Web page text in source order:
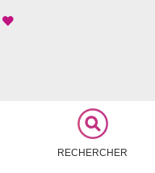
RECHERCHER